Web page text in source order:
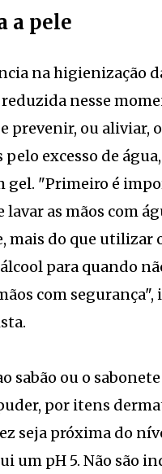
a pele
na higienização
nesse
prevenir, ou aliviar,
pelo excesso de
gel. "Primeiro é
lavar as mãos com
mais do que utilizar
para quando
com segurança",
sabão ou o
por itens
seja próxima do
um pH 5. Não são